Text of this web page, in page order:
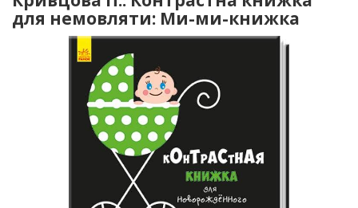
для немовляти: Ми-ми-книжка